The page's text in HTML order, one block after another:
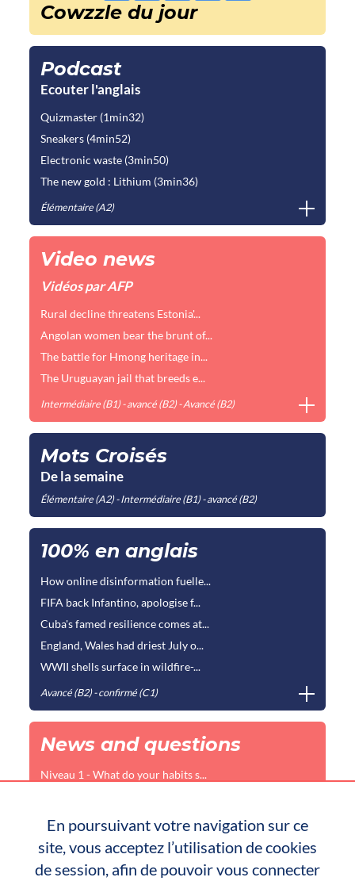
En poursuivant votre navigation sur ce
site, vous acceptez l’utilisation de cookies
de session, afin de pouvoir vous connecter
Cowzzle du jour
Podcast
Ecouter l'anglais
Quizmaster (1min32)
Sneakers (4min52)
Electronic waste (3min50)
The new gold : Lithium (3min36)
Élémentaire (A2)
Video news
Vidéos par AFP
Rural decline threatens Estonia'...
Angolan women bear the brunt of...
The battle for Hmong heritage in...
The Uruguayan jail that breeds e...
Intermédiaire (B1) - avancé (B2) - Avancé (B2)
Mots Croisés
De la semaine
Élémentaire (A2) - Intermédiaire (B1) - avancé (B2)
100% en anglais
How online disinformation fuelle...
FIFA back Infantino, apologise f...
Cuba's famed resilience comes at...
England, Wales had driest July o...
WWII shells surface in wildfire-...
Avancé (B2) - confirmé (C1)
News and questions
Niveau 1 - What do your habits s...
Niveau 1 - Don’t buy ‘flat-faced...
Niveau 2 - Is it safe to eat soy...
Élémentaire (A2) - Intermédiaire (B1) - avancé (B2)